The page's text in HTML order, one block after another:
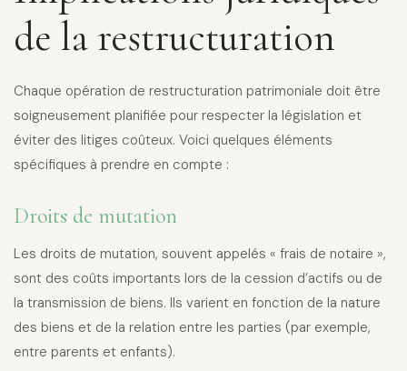
de la restructuration
Chaque opération de restructuration patrimoniale doit être
soigneusement planifiée pour respecter la législation et
éviter des litiges coûteux. Voici quelques éléments
spécifiques à prendre en compte :
Droits de mutation
Les droits de mutation, souvent appelés « frais de notaire »,
sont des coûts importants lors de la cession d’actifs ou de
la transmission de biens. Ils varient en fonction de la nature
des biens et de la relation entre les parties (par exemple,
entre parents et enfants).